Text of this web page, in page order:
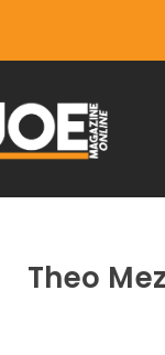
Theo